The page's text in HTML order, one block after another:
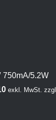
750mA/5.2W
exkl. MwSt. zzgl.